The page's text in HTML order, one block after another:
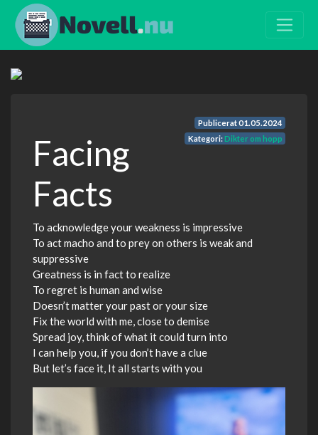
Publicerat01.05.2024
Kategori:Dikter om hopp
Facing
Facts
To acknowledge your weakness is impressive
To act macho and to prey on others is weak and
suppressive
Greatness is in fact to realize
To regret is human and wise
Doesn’t matter your past or your size
Fix the world with me, close to demise
Spread joy, think of what it could turn into
I can help you, if you don’t have a clue
But let’s face it, It all starts with you